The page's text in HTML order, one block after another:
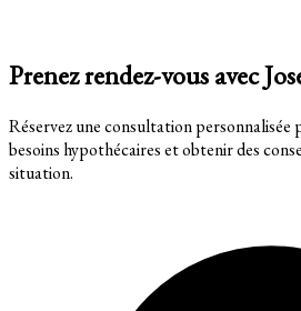
Prenez rendez-vous avec
Réservez une consultation personnalisée
besoins hypothécaires et obtenir des
situation.